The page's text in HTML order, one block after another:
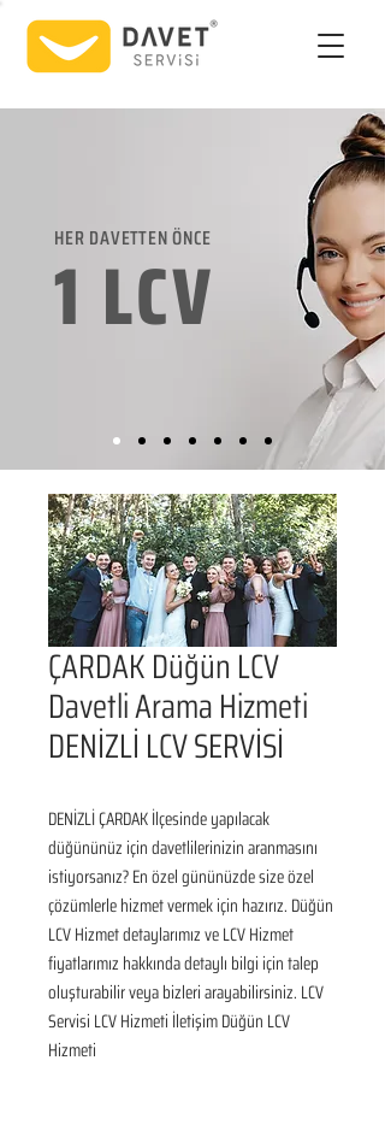
HER DAVETTEN ÖNCE
1 LCV
ÇARDAK Düğün LCV
Davetli Arama Hizmeti
DENİZLİ LCV SERVİSİ
DENİZLİ ÇARDAK İlçesinde yapılacak
düğününüz için davetlilerinizin aranmasını
istiyorsanız? En özel gününüzde size özel
çözümlerle hizmet vermek için hazırız. Düğün
LCV Hizmet detaylarımız ve LCV Hizmet
fiyatlarımız hakkında detaylı bilgi için talep
oluşturabilir veya bizleri arayabilirsiniz. LCV
Servisi LCV Hizmeti İletişim Düğün LCV
Hizmeti